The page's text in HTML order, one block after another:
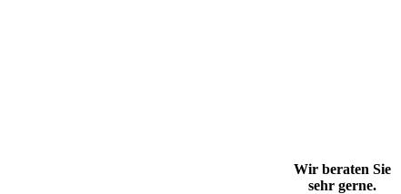
Wir beraten Sie
sehr gerne.